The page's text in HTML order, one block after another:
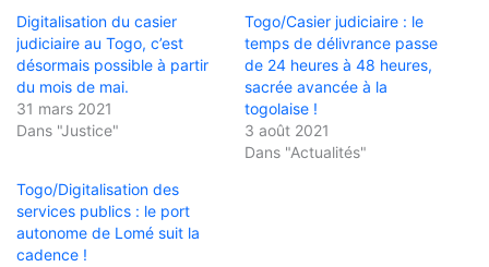
Digitalisation du casier
judiciaire au Togo, c’est
désormais possible à partir
du mois de mai.
31 mars 2021
Dans "Justice"
Togo/Casier judiciaire : le
temps de délivrance passe
de 24 heures à 48 heures,
sacrée avancée à la
togolaise !
3 août 2021
Dans "Actualités"
Togo/Digitalisation des
services publics : le port
autonome de Lomé suit la
cadence !